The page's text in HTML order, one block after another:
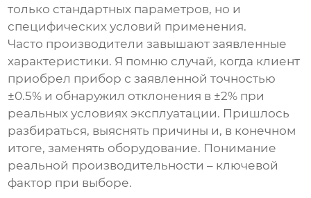
только стандартных параметров, но и
специфических условий применения.
Часто производители завышают заявленные
характеристики. Я помню случай, когда клиент
приобрел прибор с заявленной точностью
±0.5% и обнаружил отклонения в ±2% при
реальных условиях эксплуатации. Пришлось
разбираться, выяснять причины и, в конечном
итоге, заменять оборудование. Понимание
реальной производительности – ключевой
фактор при выборе.